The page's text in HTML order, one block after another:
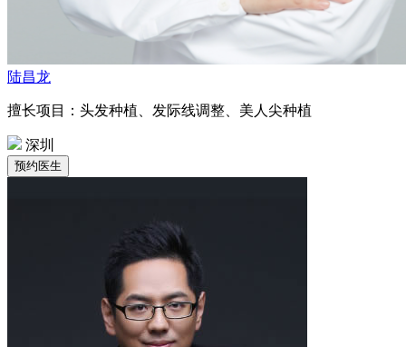
陆昌龙
擅长项目：头发种植、发际线调整、美人尖种植
深圳